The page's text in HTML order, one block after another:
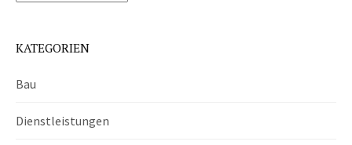
KATEGORIEN
Bau
Dienstleistungen